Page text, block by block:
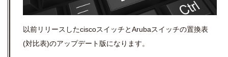
以前リリースしたciscoスイッチとArubaスイッチの置換表
(対比表)のアップデート版になります。